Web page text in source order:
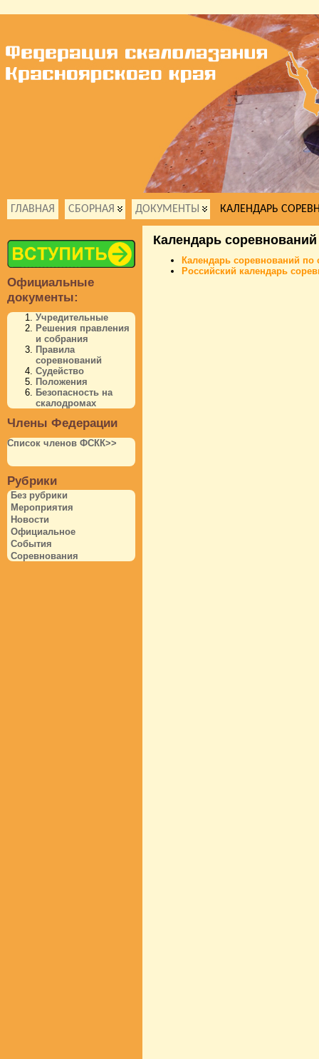
ГЛАВНАЯ СБОРНАЯ ДОКУМЕНТЫ КАЛЕНДАРЬ
Официальные
документы:
Учредительные
Решения правления
и собрания
Правила
соревнований
Судейство
Положения
Безопасность на
скалодромах
Члены Федерации
Список членов ФСКК>>
Рубрики
Без рубрики
Мероприятия
Новости
Официальное
События
Соревнования
Календарь соревнований
Календарь соревнований по
Российский календарь